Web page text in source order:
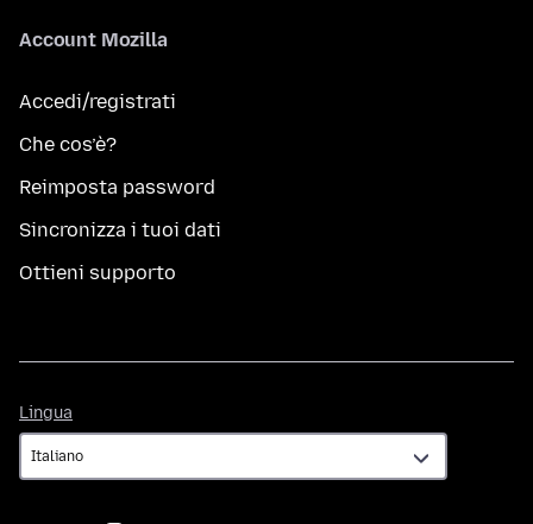
Account Mozilla
Accedi/registrati
Che cos’è?
Reimposta password
Sincronizza i tuoi dati
Ottieni supporto
Lingua